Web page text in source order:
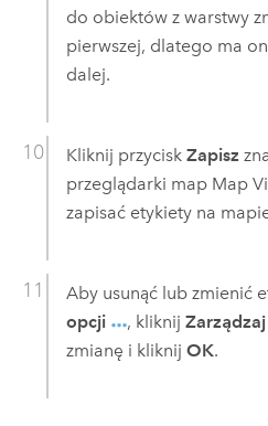
do obiektów z warstwy
pierwszej, dlatego ma
dalej.
Kliknij przycisk Zapisz
przeglądarki map Map
zapisać etykiety na
Aby usunąć lub zmienić
opcji
, kliknij
zmianę i kliknij OK.